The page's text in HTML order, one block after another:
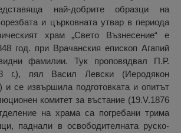
най-добрите образци на
и църковната утвар в периода
храм „Свето Възнесение“ е
год. при Врачанския епископ Агапий
фамилии. Тук проповядвал П.Р.
г.), пял Васил Левски (Иеродякон
и се извършила подготовката и опитът
комитет за въстание (19.V.1876
на храма са погребани трима
паднали в освободителната руско-